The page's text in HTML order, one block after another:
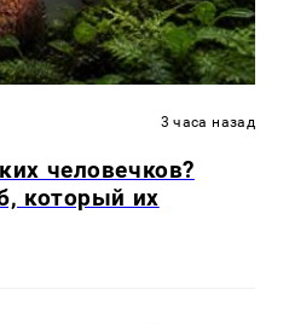
3 часа назад
человечков?
который их